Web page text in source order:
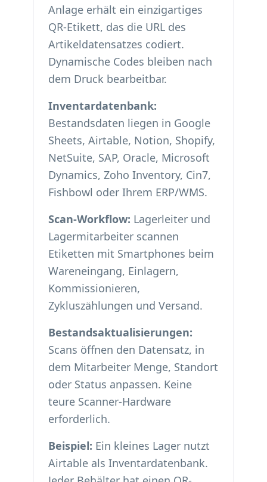
Anlage erhält ein einzigartiges
QR-Etikett, das die URL des
Artikeldatensatzes codiert.
Dynamische Codes bleiben nach
dem Druck bearbeitbar.
Inventardatenbank:
Bestandsdaten liegen in Google
Sheets, Airtable, Notion, Shopify,
NetSuite, SAP, Oracle, Microsoft
Dynamics, Zoho Inventory, Cin7,
Fishbowl oder Ihrem ERP/WMS.
Scan-Workflow: Lagerleiter und
Lagermitarbeiter scannen
Etiketten mit Smartphones beim
Wareneingang, Einlagern,
Kommissionieren,
Zykluszählungen und Versand.
Bestandsaktualisierungen:
Scans öffnen den Datensatz, in
dem Mitarbeiter Menge, Standort
oder Status anpassen. Keine
teure Scanner-Hardware
erforderlich.
Beispiel: Ein kleines Lager nutzt
Airtable als Inventardatenbank.